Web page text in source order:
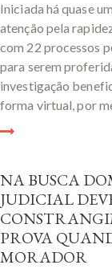
Iniciada há quase
atenção pela
com 22 processos
para serem
investigação
forma virtual, por
NA BUSCA
JUDICIAL
PROVA
MORADOR